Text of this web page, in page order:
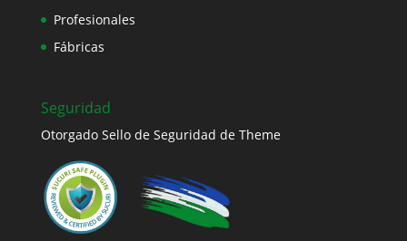
Profesionales
Fábricas
Seguridad
Otorgado Sello de Seguridad de Theme